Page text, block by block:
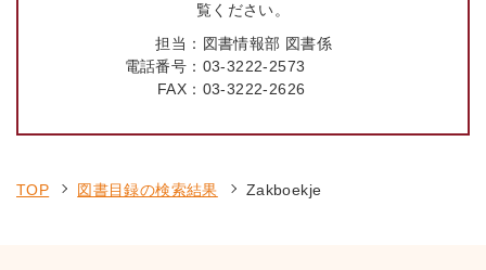
覧ください。
担当： 図書情報部 図書係
電話番号： 03-3222-2573
FAX： 03-3222-2626
TOP 図書目録の検索結果 Zakboekje